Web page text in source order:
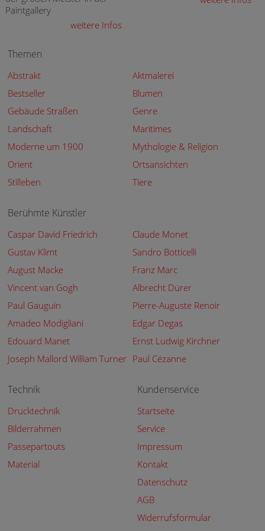
Paintgallery
weitere Infos
Themen
Abstrakt
Aktmalerei
Bestseller
Blumen
Gebäude Straßen
Genre
Landschaft
Maritimes
Moderne um 1900
Mythologie & Religion
Orient
Ortsansichten
Stilleben
Tiere
Berühmte Künstler
Caspar David Friedrich
Claude Monet
Gustav Klimt
Sandro Botticelli
August Macke
Franz Marc
Vincent van Gogh
Albrecht Dürer
Paul Gauguin
Pierre-Auguste Renoir
Amadeo Modigliani
Edgar Degas
Edouard Manet
Ernst Ludwig Kirchner
Joseph Mallord William Turner Paul Cézanne
Technik
Drucktechnik
Bilderrahmen
Passepartouts
Material
Kundenservice
Startseite
Service
Impressum
Kontakt
Datenschutz
AGB
Widerrufsformular